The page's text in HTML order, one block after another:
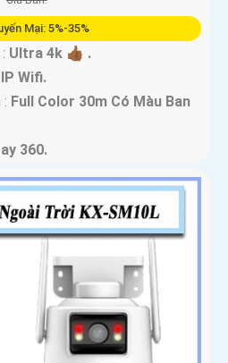
Mại: 5%-35%
Ultra 4k 👍🏾 .
IP Wifi.
Full Color 30m Có Màu Ban
360.
Loa.